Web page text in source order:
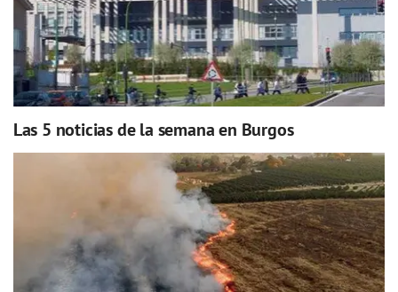
Las 5 noticias de la semana en Burgos